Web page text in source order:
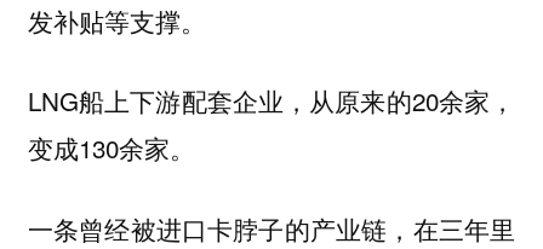
发补贴等支撑。
LNG船上下游配套企业，从原来的20余家，
变成130余家。
一条曾经被进口卡脖子的产业链，在三年里